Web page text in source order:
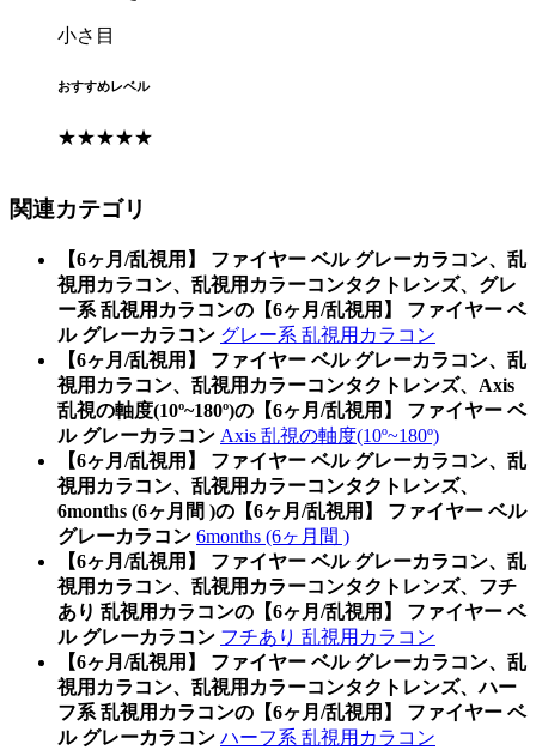
小さ目
おすすめレベル
★★★★★
関連カテゴリ
【6ヶ月/乱視用】 ファイヤー ベル グレーカラコン、乱
視用カラコン、乱視用カラーコンタクトレンズ、グレ
ー系 乱視用カラコンの【6ヶ月/乱視用】 ファイヤー ベ
ル グレーカラコン グレー系 乱視用カラコン
【6ヶ月/乱視用】 ファイヤー ベル グレーカラコン、乱
視用カラコン、乱視用カラーコンタクトレンズ、Axis
乱視の軸度(10º~180º)の【6ヶ月/乱視用】 ファイヤー ベ
ル グレーカラコン Axis 乱視の軸度(10º~180º)
【6ヶ月/乱視用】 ファイヤー ベル グレーカラコン、乱
視用カラコン、乱視用カラーコンタクトレンズ、
6months (6ヶ月間 )の【6ヶ月/乱視用】 ファイヤー ベル
グレーカラコン 6months (6ヶ月間 )
【6ヶ月/乱視用】 ファイヤー ベル グレーカラコン、乱
視用カラコン、乱視用カラーコンタクトレンズ、フチ
あり 乱視用カラコンの【6ヶ月/乱視用】 ファイヤー ベ
ル グレーカラコン フチあり 乱視用カラコン
【6ヶ月/乱視用】 ファイヤー ベル グレーカラコン、乱
視用カラコン、乱視用カラーコンタクトレンズ、ハー
フ系 乱視用カラコンの【6ヶ月/乱視用】 ファイヤー ベ
ル グレーカラコン ハーフ系 乱視用カラコン